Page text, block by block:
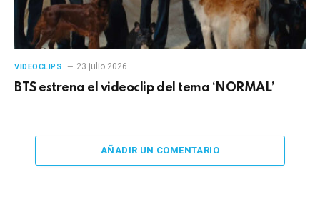
VIDEOCLIPS 23 julio 2026
BTS estrena el videoclip del tema ‘NORMAL’
AÑADIR UN COMENTARIO